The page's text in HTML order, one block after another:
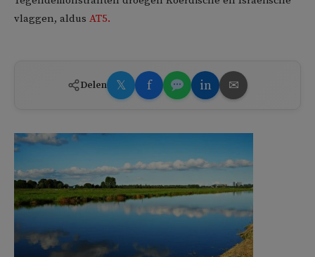
vlaggen, aldus AT5.
Delen 𝕏 f in ✉